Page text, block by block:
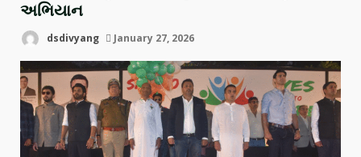
અભિયાન
dsdivyang January 27, 2026